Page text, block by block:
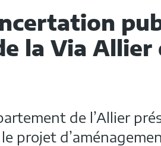
la Via Allier
de l’Allier
projet